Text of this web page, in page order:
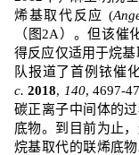
烯基取代反应 (
（图2A ）。但该催
得反应仅适用于烷基
队报道了首例铱催
c. 2018, 140, 4697-
碳正离子中间体的
底物。到目前为止
烷基取代的联烯底